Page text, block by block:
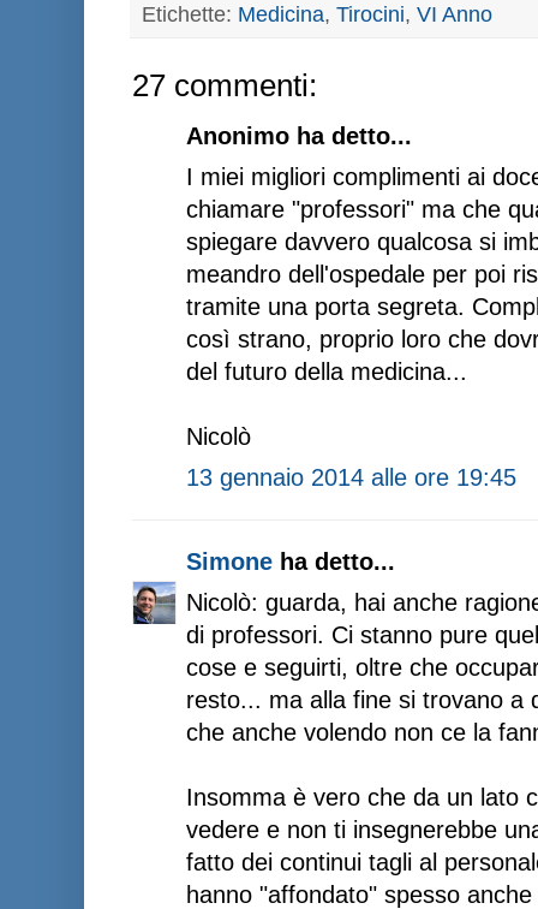
Etichette: Medicina, Tirocini, VI Anno
27 commenti:
Anonimo ha detto...
I miei migliori complimenti ai
chiamare "professori" ma che
spiegare davvero qualcosa si
meandro dell'ospedale per poi
tramite una porta segreta.
così strano, proprio loro che
del futuro della medicina...
Nicolò
13 gennaio 2014 alle ore 19:45
Simone ha detto...
Nicolò: guarda, hai anche
di professori. Ci stanno pure
cose e seguirti, oltre che
resto... ma alla fine si trovano a
che anche volendo non ce la
Insomma è vero che da un lato
vedere e non ti insegnerebbe
fatto dei continui tagli al
hanno "affondato" spesso